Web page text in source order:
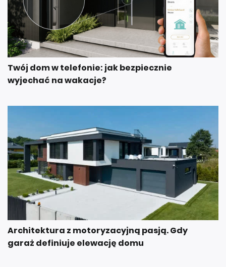
Twój dom w telefonie: jak bezpiecznie
wyjechać na wakacje?
Architektura z motoryzacyjną pasją. Gdy
garaż definiuje elewację domu